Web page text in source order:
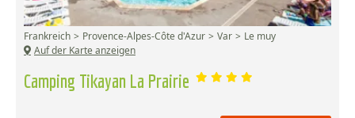
Camping Tikayan La Prairie
Frankreich Provence-Alpes-Côte d'Azur Var
Le muy
Auf der Karte anzeigen